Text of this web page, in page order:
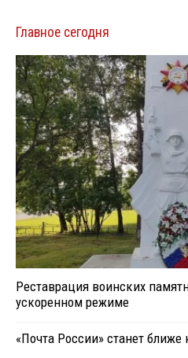
Главное сегодня
Реставрация воинских
ускоренном режиме
«Почта России» станет